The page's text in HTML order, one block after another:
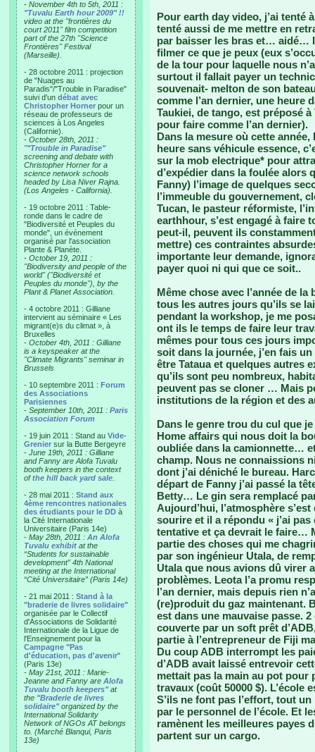
- November 4th to 5th, 2011 :
"Tuvalu Earth hour 2009" !!
video at the "frontières du
court 2011" film competition
part of the 27th "Science
Frontières" Festival
(Marseille).
- 28 octobre 2011 : projection
de "Nuages au
Paradis"/"Trouble in Paradise"
suivi d'un débat avec
Christopher Horner pour un
réseau de professeurs de
sciences à Los Angeles
(Californie).
- October 28th, 2011 :
""Trouble in Paradise"
screening and debate with
Christopher Horner for a
science network schools
headed by Lisa Niver Rajna.
(Los Angeles - California).
- 19 octobre 2011 : Table-
ronde dans le cadre de
"Biodiversité et Peuples du
monde", un événement
organisé par l'association
Plante & Planète.
- October 19, 2011 :
"Biodiversity and people of the
world" ("Biodiversité et
Peuples du monde"), by the
Plant & Planet Association.
- 4 octobre 2011 : Gilliane
intervient au séminaire « Les
migrant(e)s du climat », à
Bruxelles
- October 4th, 2011 : Gilliane
is a keyspeaker at the
"Climate Migrants" seminar in
Brussels
- 10 septembre 2011 : Forum
des Associations
Parisiennes
- September 10th, 2011 : Paris
Association Forum
- 19 juin 2011 : Stand au Vide-
Grenier sur la Butte Bergeyre
- June 19th, 2011 : Gilliane
and Fanny are Alofa Tuvalu
booth keepers in the context
ofthe hill back yard sale
- 28 mai 2011 : Stand aux
4ème rencontres nationales
des étudiants pour le DD à
la Cité Internationale
Universitaire (Paris 14e)
- May 28th, 2011 : An Alofa
Tuvalu exhibit at the
“Students for sustainable
development” 4th National
meeting at the International
“Cité Universitaire” (Paris 14e)
- 21 mai 2011 : Stand à la
"braderie de livres solidaire"
organisée par le Collectif
d'Associations de Solidarité
Internationale de la Ligue de
l'Enseignement pour la
Campagne "Pas
d'éducation, pas d'avenir"
(Paris 13e)
- May 21st, 2011 : Marie-
Jeanne and Fanny are Alofa
Tuvalu booth keepers"at
the "Braderie de livres
solidaire"organized by the
International Solidarity
Network of NGOs AT belongs
to. (Marché Blanqui, Paris
13e)
Pour earth day video, j’ai tenté
tenté aussi de me mettre en
par baisser les bras et… aidé…
filmer ce que je peux (eux
de la tour pour laquelle nous
surtout il fallait payer un
souvenait- melton de son
comme l’an dernier, une heure
Taukiei, de tango, est préposé
pour faire comme l’an dernier).
Dans la mesure où cette
heure sans véhicule essence,
sur la mob electrique* pour
d’expédier dans la foulée alors
Fanny) l’image de quelques
l’immeuble du gouvernement,
Tucan, le pasteur réformiste,
earthhour, s’est engagé à faire
peut-il, peuvent ils
mettre) ces contraintes
importante leur demande,
payer quoi ni qui que ce soit..
Même chose avec l’année de
tous les autres jours qu’ils se
pendant la workshop, je me
ont ils le temps de faire leur
mêmes pour tous ces jours
soit dans la journée, j’en fais
être Tataua et quelques autres
qu’ils sont peu nombreux,
peuvent pas se cloner … Mais
institutions de la région et des
Dans le genre trou du cul que
Home affairs qui nous doit la
oubliée dans la camionnette…
champ. Nous ne connaissions
dont j’ai déniché le bureau.
départ de Fanny j’ai passé la
Betty… Le gin sera remplacé
Aujourd’hui, l’atmosphère
sourire et il a répondu « j’ai
tentative et ça devrait le faire…
partie des choses qui me
par son ingénieur Utala, de
Utala que nous avions dû virer
problèmes. Leota l’a promu
l’an dernier, mais depuis rien
(re)produit du gaz maintenant.
est dans une mauvaise passe.
couverte par un soft prêt
partie à l’entrepreneur de Fiji
Du coup ADB interrompt les
d’ADB avait laissé entrevoir
mettait pas la main au pot pour
travaux (coût 50000 $). L’école
S’ils ne font pas l’effort, tout
par le personnel de l’école. Et
ramènent les meilleures payes
partent sur un cargo.